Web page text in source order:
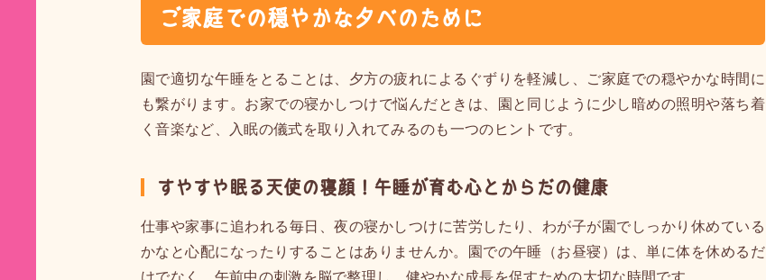
ご家庭での穏やかな夕べのために
園で適切な午睡をとることは、夕方の疲れによるぐずりを軽減し、ご家庭での穏やかな時間に
も繋がります。お家での寝かしつけで悩んだときは、園と同じように少し暗めの照明や落ち着
く音楽など、入眠の儀式を取り入れてみるのも一つのヒントです。
すやすや眠る天使の寝顔！午睡が育む心とからだの健康
仕事や家事に追われる毎日、夜の寝かしつけに苦労したり、わが子が園でしっかり休めている
かなと心配になったりすることはありませんか。園での午睡（お昼寝）は、単に体を休めるだ
けでなく、午前中の刺激を脳で整理し、健やかな成長を促すための大切な時間です。